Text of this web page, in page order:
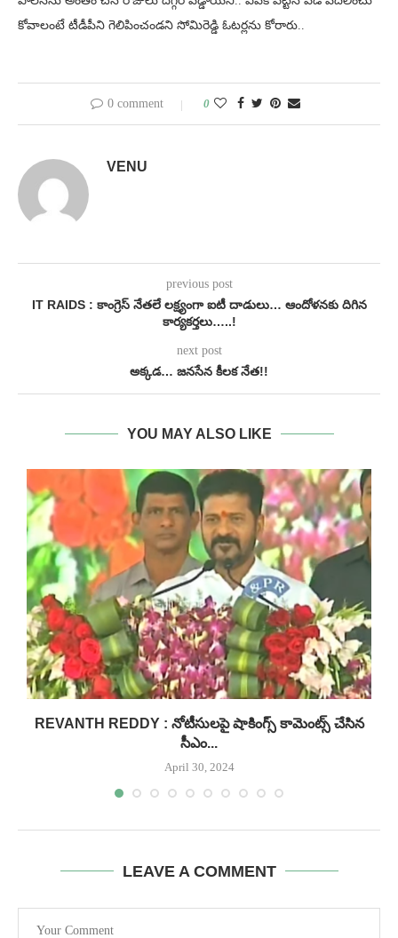
కోవాలంటే టీడీపీని గెలిపించండని సోమిరెడ్డి ఓటర్లను కోరారు..
0 comment 0
VENU
previous post
IT RAIDS : కాంగ్రెస్ నేతలే లక్ష్యంగా ఐటీ దాడులు… ఆందోళనకు దిగిన
కార్యకర్తలు…..!
next post
అక్కడ… జనసేన కీలక నేత!!
YOU MAY ALSO LIKE
REVANTH REDDY : నోటీసులపై షాకింగ్స్ కామెంట్స్ చేసిన
సీఎం...
April 30, 2024
LEAVE A COMMENT